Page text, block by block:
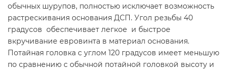
обычных шурупов, полностью исключает возможность
растрескивания основания ДСП. Угол резьбы 40
градусов обеспечивает легкое и быстрое
вкручивание евровинта в материал основания.
Потайная головка с углом 120 градусов имеет меньшую
по сравнению с обычной потайной головкой высоту и